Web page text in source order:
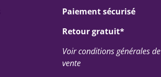
Paiement sécurisé
Retour gratuit*
Voir conditions générales de
vente